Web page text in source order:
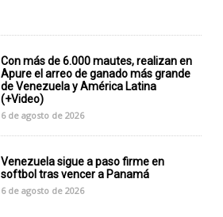
Con más de 6.000 mautes, realizan en
Apure el arreo de ganado más grande
de Venezuela y América Latina
(+Video)
6 de agosto de 2026
Venezuela sigue a paso firme en
softbol tras vencer a Panamá
6 de agosto de 2026